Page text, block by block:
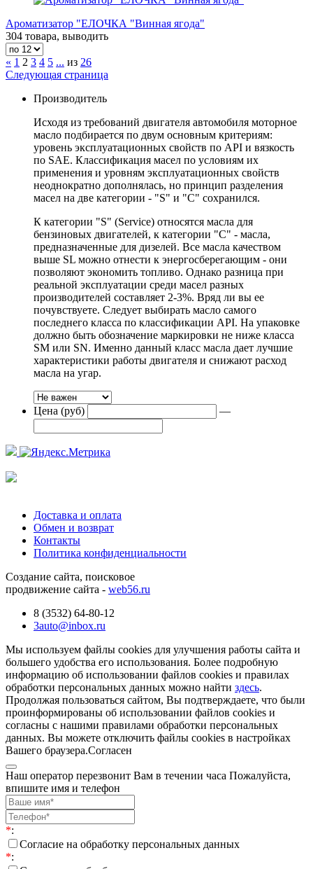
Ароматизатор "ЕЛОЧКА "Винная ягода"
304 товара, выводить
« 1 2 3 4 5 ... из 26
Следующая страница
Производитель
Исходя из требований двигателя автомобиля моторное
масло подбирается по двум основным критериям:
уровень эксплуатационных свойств по API и вязкость
по SAE. Классификация масел по условиям их
применения и уровням эксплуатационных свойств
неоднократно дополнялась, но принцип разделения
масел на две категории - "S" и "С" сохранился.
К категории "S" (Service) относятся масла для
бензиновых двигателей, к категории "С" - масла,
предназначенные для дизелей. Все масла качеством
выше SL можно отнести к энергосберегающим - они
позволяют экономить топливо. Однако разница при
реальной эксплуатации среди масел разных
производителей составляет 2-3%. Вряд ли вы ее
почувствуете. Следует выбирать масло самого
последнего класса по классификации API. На упаковке
должно быть обозначение маркировки не ниже класса
SM или SN. Именно данный класс масла дает лучшие
характеристики работы двигателя и снижают расход
масла на угар.
Цена (руб) —
Доставка и оплата
Обмен и возврат
Контакты
Политика конфиденциальности
Создание сайта, поисковое
продвижение сайта - web56.ru
8 (3532) 64-80-12
3auto@inbox.ru
Мы используем файлы cookies для улучшения работы сайта и
большего удобства его использования. Более подробную
информацию об использовании файлов cookies и правилах
обработки персональных данных можно найти здесь.
Продолжая пользоваться сайтом, Вы подтверждаете, что были
проинформированы об использовании файлов cookies и
согласны с нашими правилами обработки персональных
данных. Вы можете отключить файлы cookies в настройках
Вашего браузера.Согласен
Наш оператор перезвонит Вам в течении часа Пожалуйста,
впишите имя и телефон
*:
Согласие на обработку персональных данных
*: